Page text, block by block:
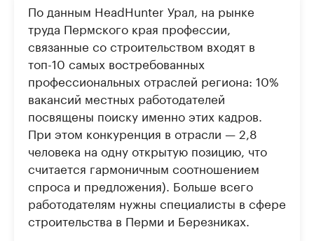
По данным HeadHunter Урал, на рынке
труда Пермского края профессии,
связанные со строительством входят в
топ-10 самых востребованных
профессиональных отраслей региона: 10%
вакансий местных работодателей
посвящены поиску именно этих кадров.
При этом конкуренция в отрасли — 2,8
человека на одну открытую позицию, что
считается гармоничным соотношением
спроса и предложения). Больше всего
работодателям нужны специалисты в сфере
строительства в Перми и Березниках.